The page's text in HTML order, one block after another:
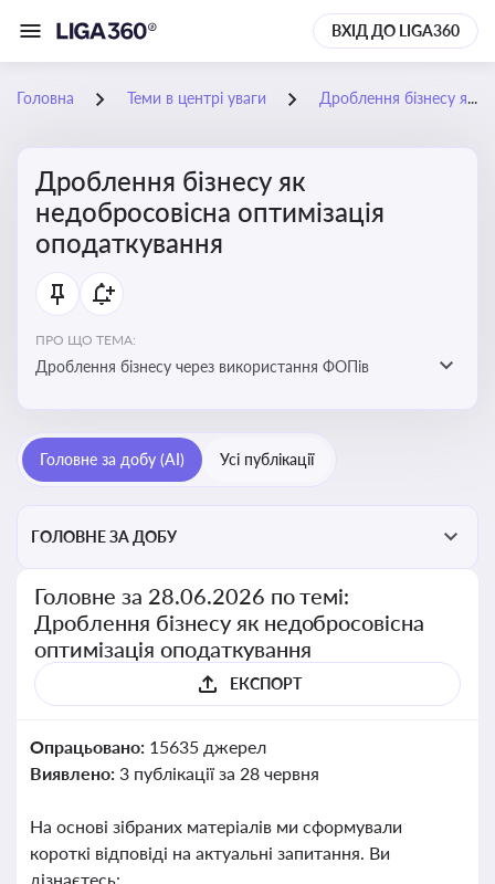
ВХІД ДО LIGA360
Головна Теми в центрі уваги Дроблення бізнесу як недобросовісна оптимізація оподаткування
Дроблення бізнесу як
недобросовісна оптимізація
оподаткування
ПРО ЩО ТЕМА:
Дроблення бізнесу через використання ФОПів
Головне за добу (AI) Усі публікації
ГОЛОВНЕ ЗА ДОБУ
Головне за 28.06.2026 по темі:
Дроблення бізнесу як недобросовісна
оптимізація оподаткування
ЕКСПОРТ
Опрацьовано: 15635 джерел
Виявлено: 3 публікації за 28 червня
На основі зібраних матеріалів ми сформували
короткі відповіді на актуальні запитання. Ви
дізнаєтесь: